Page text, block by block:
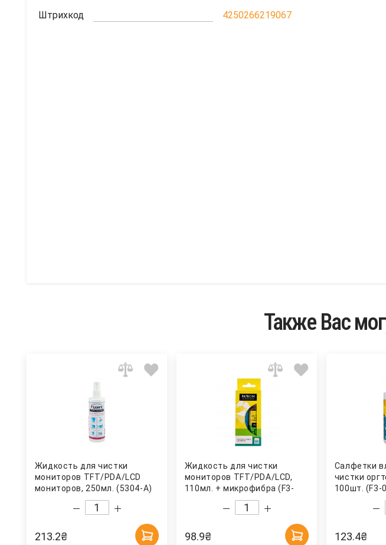
Штрихкод 4250266219067
Также Вас
Жидкость для чистки
мониторов TFT/PDA/LCD
мониторов, 250мл. (5304-A)
213.2₴
Жидкость для чистки
мониторов TFT/PDA/LCD,
110мл. + микрофибра (F3-
98.9₴
Салфетки
чистки
100шт. (F3-
123.4₴